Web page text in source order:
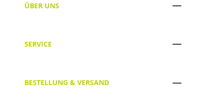
ÜBER UNS
SERVICE
BESTELLUNG & VERSAND